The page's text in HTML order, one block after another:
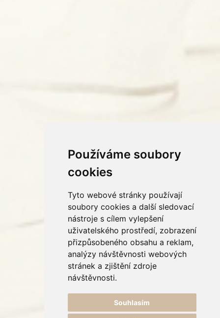
Používáme soubory
cookies
Tyto webové stránky používají
soubory cookies a další sledovací
nástroje s cílem vylepšení
uživatelského prostředí, zobrazení
přizpůsobeného obsahu a reklam,
analýzy návštěvnosti webových
stránek a zjištění zdroje
návštěvnosti.
Souhlasím